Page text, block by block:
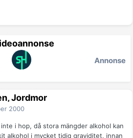
Annonse
Jordmor
2000
i hop, då stora mängder alkohol kan
alkohol i mycket tidig graviditet, innan